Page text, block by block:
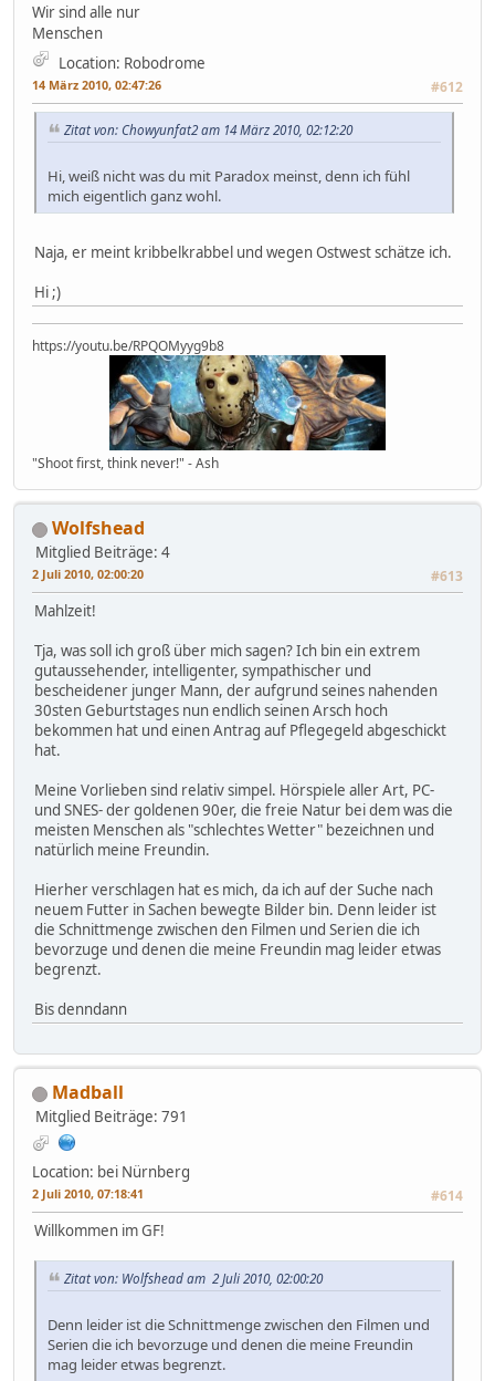
Wir sind alle nur
Menschen
Location: Robodrome
14 März 2010, 02:47:26 #612
Zitat von: Chowyunfat2 am 14 März 2010, 02:12:20
Hi, weiß nicht was du mit Paradox meinst, denn ich fühl
mich eigentlich ganz wohl.
Naja, er meint kribbelkrabbel und wegen Ostwest schätze ich.
Hi ;)
https://youtu.be/RPQOMyyg9b8
"Shoot first, think never!" - Ash
Wolfshead
Mitglied Beiträge: 4
2 Juli 2010, 02:00:20 #613
Mahlzeit!
Tja, was soll ich groß über mich sagen? Ich bin ein extrem
gutaussehender, intelligenter, sympathischer und
bescheidener junger Mann, der aufgrund seines nahenden
30sten Geburtstages nun endlich seinen Arsch hoch
bekommen hat und einen Antrag auf Pflegegeld abgeschickt
hat.
Meine Vorlieben sind relativ simpel. Hörspiele aller Art, PC-
und SNES- der goldenen 90er, die freie Natur bei dem was die
meisten Menschen als "schlechtes Wetter" bezeichnen und
natürlich meine Freundin.
Hierher verschlagen hat es mich, da ich auf der Suche nach
neuem Futter in Sachen bewegte Bilder bin. Denn leider ist
die Schnittmenge zwischen den Filmen und Serien die ich
bevorzuge und denen die meine Freundin mag leider etwas
begrenzt.
Bis denndann
Madball
Mitglied Beiträge: 791
Location: bei Nürnberg
2 Juli 2010, 07:18:41 #614
Willkommen im GF!
Zitat von: Wolfshead am 2 Juli 2010, 02:00:20
Denn leider ist die Schnittmenge zwischen den Filmen und
Serien die ich bevorzuge und denen die meine Freundin
mag leider etwas begrenzt.